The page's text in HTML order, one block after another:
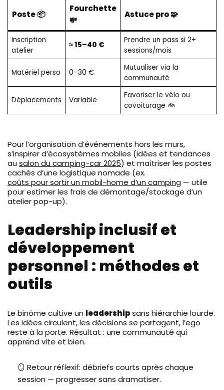
Poste 📦
Fourchette
💸
Astuce pro 🧩
Inscription
atelier
≈ 15–40 €
Prendre un pass si 2+
sessions/mois
Matériel perso 0–30 €
Mutualiser via la
communauté
Déplacements Variable
Favoriser le vélo ou
covoiturage 🚲
Pour l’organisation d’événements hors les murs,
s’inspirer d’écosystèmes mobiles (idées et tendances
au salon du camping-car 2025) et maîtriser les postes
cachés d’une logistique nomade (ex.
coûts pour sortir un mobil-home d’un camping — utile
pour estimer les frais de démontage/stockage d’un
atelier pop-up).
Leadership inclusif et
développement
personnel : méthodes et
outils
Le binôme cultive un leadershipsans hiérarchie lourde.
Les idées circulent, les décisions se partagent, l’ego
reste à la porte. Résultat : une communauté qui
apprend vite et bien.
🪞 Retour réflexif: débriefs courts après chaque
session — progresser sans dramatiser.